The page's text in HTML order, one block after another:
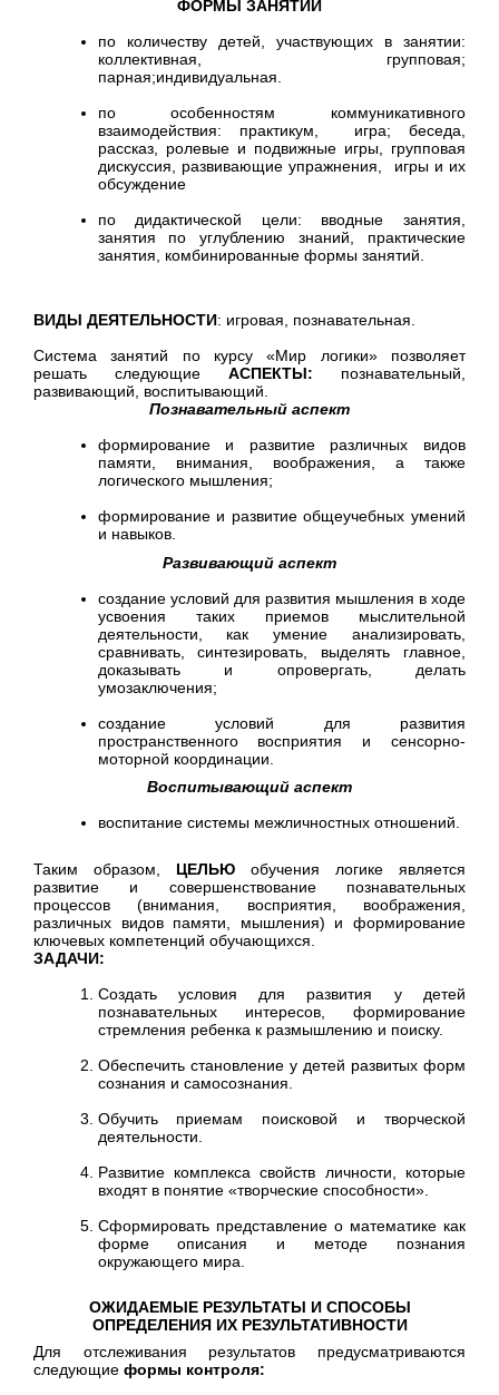
ФОРМЫ ЗАНЯТИЙ
по количеству детей, участвующих в занятии:
коллективная, групповая;
парная;индивидуальная.
по особенностям коммуникативного
взаимодействия: практикум, игра; беседа,
рассказ, ролевые и подвижные игры, групповая
дискуссия, развивающие упражнения, игры и их
обсуждение
по дидактической цели: вводные занятия,
занятия по углублению знаний, практические
занятия, комбинированные формы занятий.
ВИДЫ ДЕЯТЕЛЬНОСТИ: игровая, познавательная.
Система занятий по курсу «Мир логики» позволяет
решать следующие АСПЕКТЫ: познавательный,
развивающий, воспитывающий.
Познавательный аспект
формирование и развитие различных видов
памяти, внимания, воображения, а также
логического мышления;
формирование и развитие общеучебных умений
и навыков.
Развивающий аспект
создание условий для развития мышления в ходе
усвоения таких приемов мыслительной
деятельности, как умение анализировать,
сравнивать, синтезировать, выделять главное,
доказывать и опровергать, делать
умозаключения;
создание условий для развития
пространственного восприятия и сенсорно-
моторной координации.
Воспитывающий аспект
воспитание системы межличностных отношений.
Таким образом, ЦЕЛЬЮ обучения логике является
развитие и совершенствование познавательных
процессов (внимания, восприятия, воображения,
различных видов памяти, мышления) и формирование
ключевых компетенций обучающихся.
ЗАДАЧИ:
Создать условия для развития у детей
познавательных интересов, формирование
стремления ребенка к размышлению и поиску.
Обеспечить становление у детей развитых форм
сознания и самосознания.
Обучить приемам поисковой и творческой
деятельности.
Развитие комплекса свойств личности, которые
входят в понятие «творческие способности».
Сформировать представление о математике как
форме описания и методе познания
окружающего мира.
ОЖИДАЕМЫЕ РЕЗУЛЬТАТЫ И СПОСОБЫ
ОПРЕДЕЛЕНИЯ ИХ РЕЗУЛЬТАТИВНОСТИ
Для отслеживания результатов предусматриваются
следующие формы контроля: